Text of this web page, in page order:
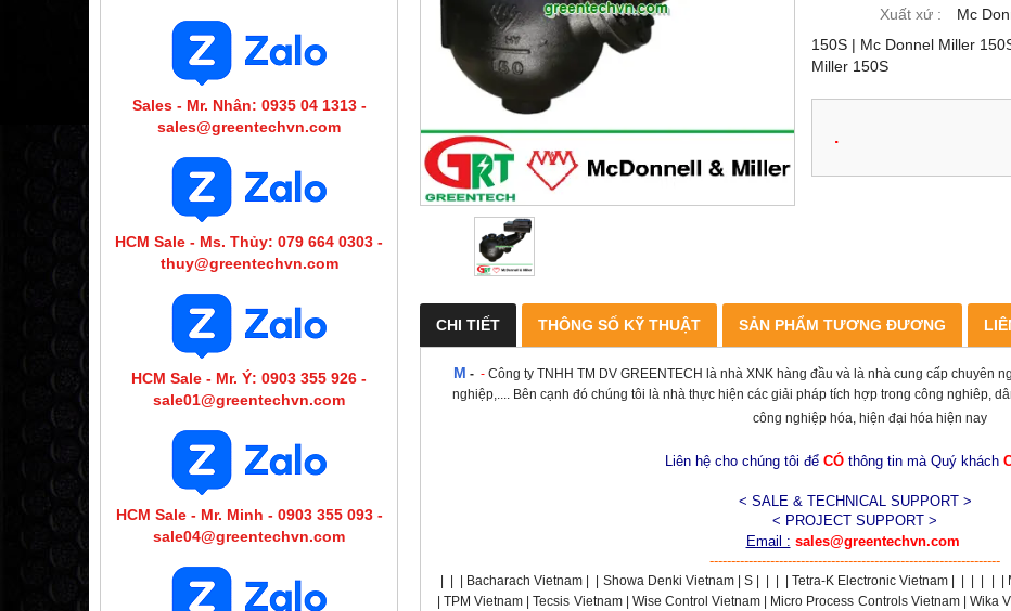
Sales - Mr. Nhân: 0935 04 1313 -
sales@greentechvn.com
HCM Sale - Ms. Thủy: 079 664 0303 -
thuy@greentechvn.com
HCM Sale - Mr. Ý: 0903 355 926 -
sale01@greentechvn.com
HCM Sale - Mr. Minh - 0903 355 093 -
sale04@greentechvn.com
Xuất xứ :
Mc
150S | Mc Donnel Miller
Miller 150S
CHI TIẾT THÔNG SỐ KỸ THUẬT SẢN PHẨM TƯƠNG ĐƯƠNG
M - - Công ty TNHH TM DV GREENTECH là nhà XNK hàng đầu và là nhà cung cấp chuyên
nghiệp,.... Bên cạnh đó chúng tôi là nhà thực hiện các giải pháp tích hợp trong công nghiêp,
công nghiệp hóa, hiện đại hóa hiện nay
Liên hệ cho chúng tôi để CÓthông tin mà Quý khách
< SALE & TECHNICAL SUPPORT >
< PROJECT SUPPORT >
Email : sales@greentechvn.com
-------------------------------------------------------------------
Bacharach Vietnam | Showa Denki Vietnam | S | Tetra-K Electronic Vietnam |
|
| TPM Vietnam | Tecsis Vietnam | Wise Control Vietnam | Micro Process Controls Vietnam | Wika